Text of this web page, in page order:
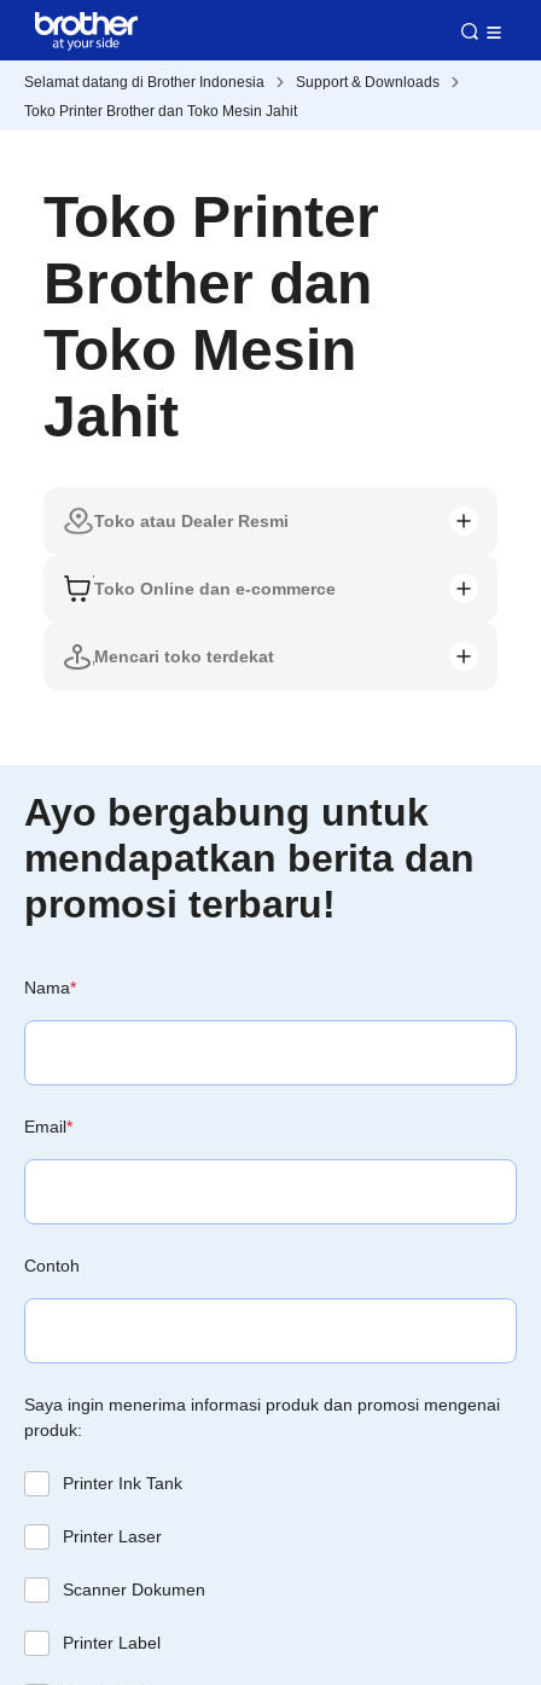
Selamat datang di Brother Indonesia
Support & Downloads
Toko Printer Brother dan Toko Mesin Jahit
Toko Printer
Brother dan
Toko Mesin
Jahit
Toko atau Dealer Resmi
Toko Online dan e-commerce
Mencari toko terdekat
Ayo bergabung untuk
mendapatkan berita dan
promosi terbaru!
Nama*
Email*
Contoh
Saya ingin menerima informasi produk dan promosi mengenai
produk:
Printer Ink Tank
Printer Laser
Scanner Dokumen
Printer Label